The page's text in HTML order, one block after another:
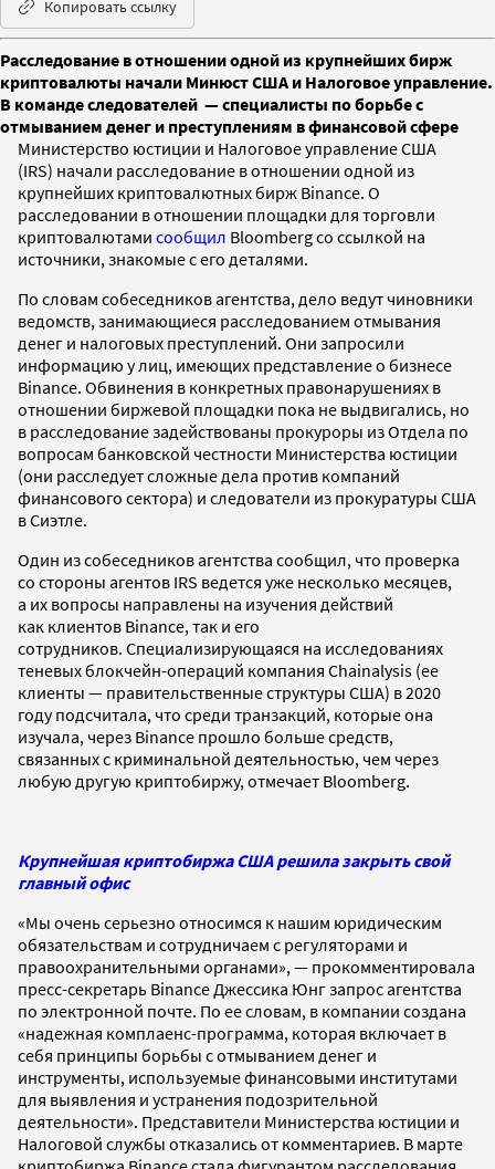
Копировать ссылку
Расследование в отношении одной из крупнейших бирж
криптовалюты начали Минюст США и Налоговое управление.
В команде следователей — специалисты по борьбе с
отмыванием денег и преступлениям в финансовой сфере
Министерство юстиции и Налоговое управление США
(IRS) начали расследование в отношении одной из
крупнейших криптовалютных бирж Binance. О
расследовании в отношении площадки для торговли
криптовалютами сообщил Bloomberg со ссылкой на
источники, знакомые с его деталями.
По словам собеседников агентства, дело ведут чиновники
ведомств, занимающиеся расследованием отмывания
денег и налоговых преступлений. Они запросили
информацию у лиц, имеющих представление о бизнесе
Binance. Обвинения в конкретных правонарушениях в
отношении биржевой площадки пока не выдвигались, но
в расследование задействованы прокуроры из Отдела по
вопросам банковской честности Министерства юстиции
(они расследует сложные дела против компаний
финансового сектора) и следователи из прокуратуры США
в Сиэтле.
Один из собеседников агентства сообщил, что проверка
со стороны агентов IRS ведется уже несколько месяцев,
а их вопросы направлены на изучения действий
как клиентов Binance, так и его
сотрудников. Специализирующаяся на исследованиях
теневых блокчейн-операций компания Chainalysis (ее
клиенты — правительственные структуры США) в 2020
году подсчитала, что среди транзакций, которые она
изучала, через Binance прошло больше средств,
связанных с криминальной деятельностью, чем через
любую другую криптобиржу, отмечает Bloomberg.
Крупнейшая криптобиржа США решила закрыть свой
главный офис
«Мы очень серьезно относимся к нашим юридическим
обязательствам и сотрудничаем с регуляторами и
правоохранительными органами», — прокомментировала
пресс-секретарь Binance Джессика Юнг запрос агентства
по электронной почте. По ее словам, в компании создана
«надежная комплаенс-программа, которая включает в
себя принципы борьбы с отмыванием денег и
инструменты, используемые финансовыми институтами
для выявления и устранения подозрительной
деятельности». Представители Министерства юстиции и
Налоговой службы отказались от комментариев. В марте